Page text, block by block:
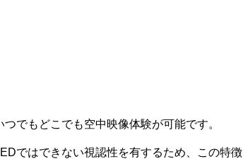
でもどこでも空中映像体験が可能です。
ではできない視認性を有するため、この特徴